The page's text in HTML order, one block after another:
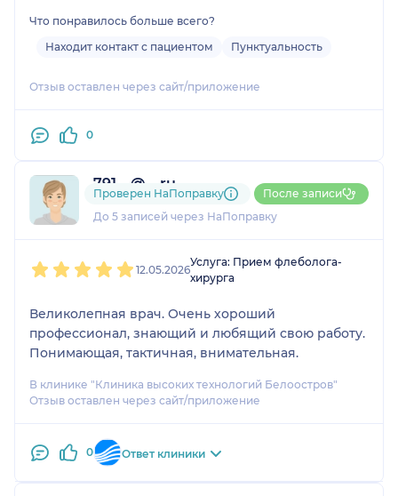
быстро, на УЗИ была найдена киста (на яичнике)
и доктор объяснил что она функциональная и
вышло.
Что понравилось больше всего?
Находит контакт с пациентом
Пунктуальность
Отзыв оставлен через сайт/приложение
0
791....@....ru
1 отзыв
До 5 записей через НаПоправку
Проверен НаПоправку После записи
12.05.2026
Услуга: Прием флеболога-
хирурга
Великолепная врач. Очень хороший
профессионал, знающий и любящий свою работу.
Понимающая, тактичная, внимательная.
В клинике "Клиника высоких технологий Белоостров"
Отзыв оставлен через сайт/приложение
0 Ответ клиники